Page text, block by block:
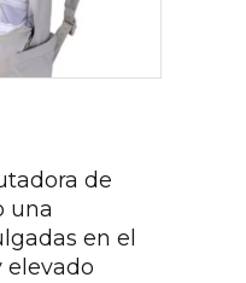
de
una
en el
elevado